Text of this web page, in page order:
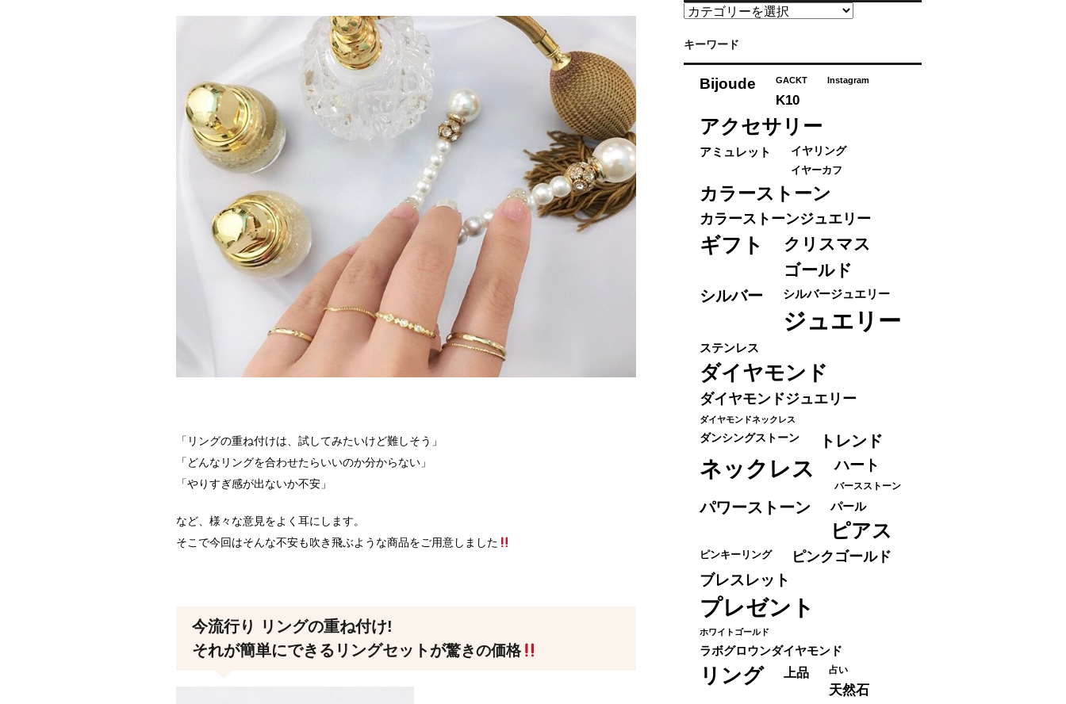
「リングの重ね付けは、試してみたいけど難しそう」
「どんなリングを合わせたらいいのか分からない」
「やりすぎ感が出ないか不安」
など、様々な意見をよく耳にします。
そこで今回はそんな不安も吹き飛ぶような商品をご用意しました
今流行り リングの重ね付け!
それが簡単にできるリングセットが驚きの価格
カ
ゴ
キーワード
Bijoude GACKT Instagram
K10
アクセサリー
アミュレット
イヤリング
イヤーカフ
カラーストーン
カラーストーンジュエリー
ギフト
クリスマス
ゴールド
シルバー シルバージュエリー
ジュエリー
ステンレス
ダイヤモンド
ダイヤモンドジュエリー
ダイヤモンドネックレス
ダンシングストーン トレンド
ネックレス ハート
バースストーン
パワーストーン パール
ピアス
ピンキーリング ピンクゴールド
ブレスレット
プレゼント
ホワイトゴールド
ラボグロウンダイヤモンド
リング 上品 占い
天然石